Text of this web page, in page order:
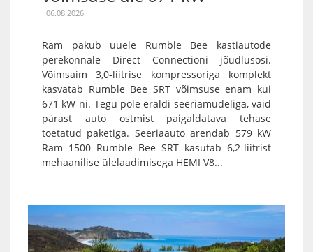
06.08.2026
Ram pakub uuele Rumble Bee kastiautode
perekonnale Direct Connectioni jõudlusosi.
Võimsaim 3,0-liitrise kompressoriga komplekt
kasvatab Rumble Bee SRT võimsuse enam kui
671 kW-ni. Tegu pole eraldi seeriamudeliga, vaid
pärast auto ostmist paigaldatava tehase
toetatud paketiga. Seeriaauto arendab 579 kW
Ram 1500 Rumble Bee SRT kasutab 6,2-liitrist
mehaanilise ülelaadimisega HEMI V8...